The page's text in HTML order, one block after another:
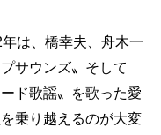
は、橋幸夫、舟木一
サウンズ〟そして
ド歌謡〟を歌った愛
乗り越えるのが大変